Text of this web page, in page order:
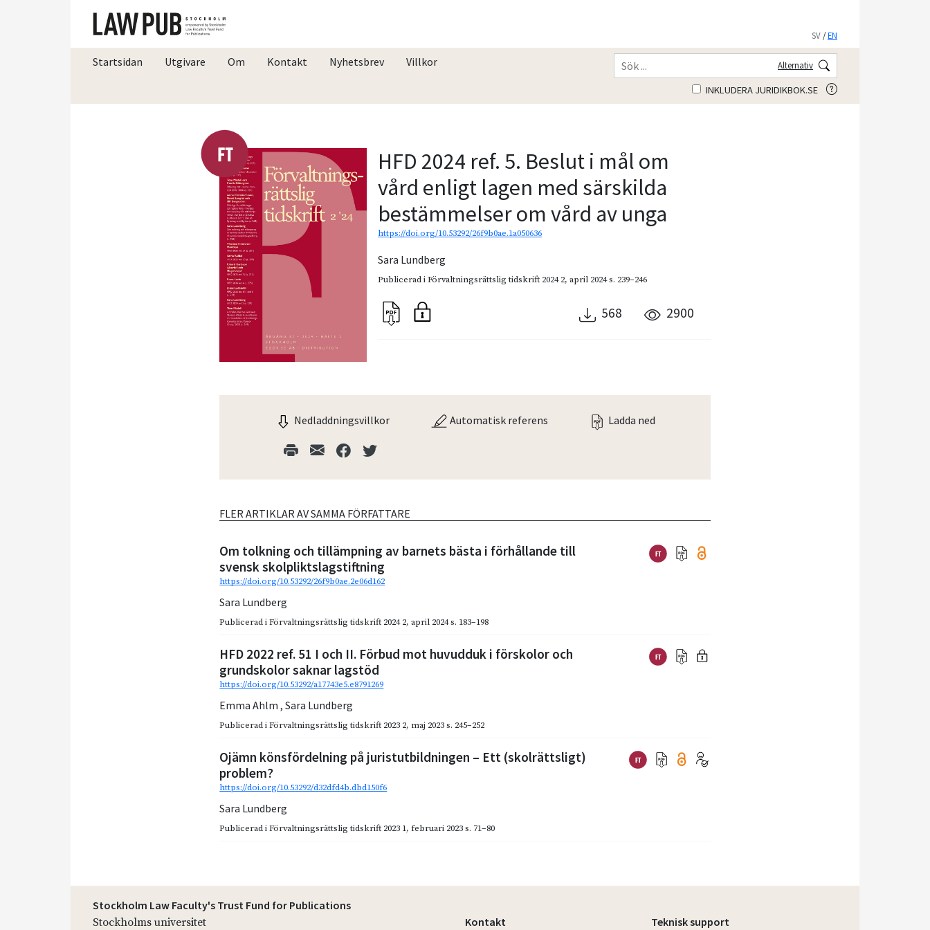
SV /EN
Startsidan Utgivare Om Kontakt Nyhetsbrev Villkor Alternativ
INKLUDERA JURIDIKBOK.SE
HFD 2024 ref. 5. Beslut i mål om
vård enligt lagen med särskilda
bestämmelser om vård av unga
https://doi.org/10.53292/26f9b0ae.1a050636
Sara Lundberg
Publicerad iFörvaltningsrättslig tidskrift 2024 2,april 2024s. 239–246
568 2900
Nedladdningsvillkor Automatisk referens Ladda ned
FLER ARTIKLAR AV SAMMA FÖRFATTARE
Om tolkning och tillämpning av barnets bästa i förhållande till
svensk skolpliktslagstiftning
https://doi.org/10.53292/26f9b0ae.2e06d162
Sara Lundberg
Publicerad iFörvaltningsrättslig tidskrift 2024 2,april 2024s. 183–198
HFD 2022 ref. 51 I och II. Förbud mot huvudduk i förskolor och
grundskolor saknar lagstöd
https://doi.org/10.53292/a17743e5.e8791269
Emma Ahlm,Sara Lundberg
Publicerad iFörvaltningsrättslig tidskrift 2023 2, maj 2023 s. 245–252
Ojämn könsfördelning på juristutbildningen – Ett (skolrättsligt)
problem?
https://doi.org/10.53292/d32dfd4b.dbd150f6
Sara Lundberg
Publicerad iFörvaltningsrättslig tidskrift 2023 1,februari 2023 s. 71–80
Stockholm Law Faculty's Trust Fund for Publications
Stockholms universitet
Kontakt Teknisk support